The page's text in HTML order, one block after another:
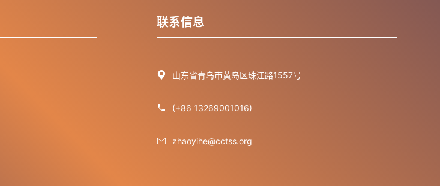
联系信息
 山东省青岛市黄岛区珠江路1557号
 (+86 13269001016)
 zhaoyihe@cctss.org